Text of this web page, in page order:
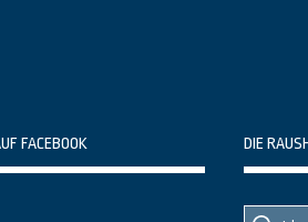
FACEBOOK DIE
Suche
Suche